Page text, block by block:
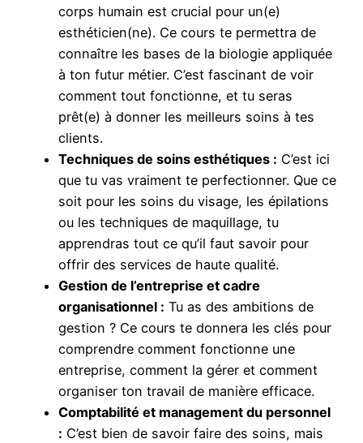
corps humain est crucial pour un(e)
esthéticien(ne). Ce cours te permettra de
connaître les bases de la biologie appliquée
à ton futur métier. C’est fascinant de voir
comment tout fonctionne, et tu seras
prêt(e) à donner les meilleurs soins à tes
clients.
Techniques de soins esthétiques : C’est ici
que tu vas vraiment te perfectionner. Que ce
soit pour les soins du visage, les épilations
ou les techniques de maquillage, tu
apprendras tout ce qu’il faut savoir pour
offrir des services de haute qualité.
Gestion de l’entreprise et cadre
organisationnel : Tu as des ambitions de
gestion ? Ce cours te donnera les clés pour
comprendre comment fonctionne une
entreprise, comment la gérer et comment
organiser ton travail de manière efficace.
Comptabilité et management du personnel
: C’est bien de savoir faire des soins, mais